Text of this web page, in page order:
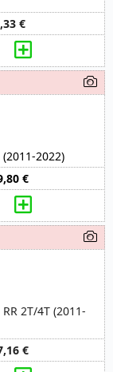
€
(2011-2022)
€
2T/4T (2011-
€